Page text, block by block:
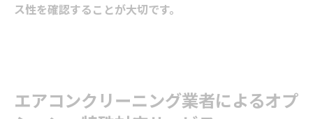
ス性を確認することが大切です。
エアコンクリーニング業者によるオプ